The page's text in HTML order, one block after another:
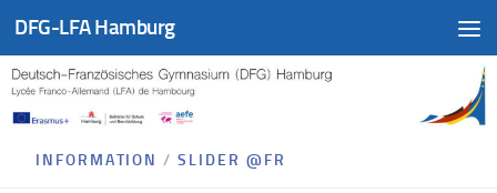
Skip to content
DFG-LFA Hamburg
INFORMATION / SLIDER @FR